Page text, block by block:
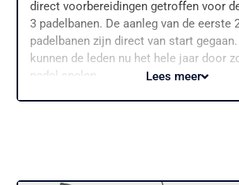
direct voorbereidingen getroffen voor
3 padelbanen. De aanleg van de eerste
padelbanen zijn direct van start
kunnen de leden nu het hele jaar door
padel spelen.
Voor de aanleg van de derde baan is
Lees meer